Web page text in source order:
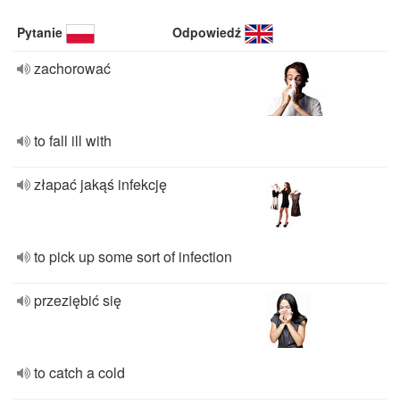
Pytanie Odpowiedź
zachorować
to fall ill with
złapać jakąś infekcję
to pick up some sort of infection
przeziębić się
to catch a cold